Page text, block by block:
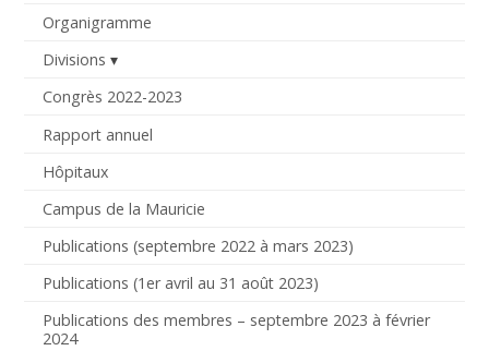
Organigramme
Divisions
Congrès 2022-2023
Rapport annuel
Hôpitaux
Campus de la Mauricie
Publications (septembre 2022 à mars 2023)
Publications (1er avril au 31 août 2023)
Publications des membres – septembre 2023 à février
2024